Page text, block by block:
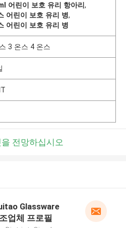
어린이 보호 유리 항아리,
어린이 보호 유리 병,
어린이 보호 유리 병
3 온스 4 온스
전망하십시오
Glassware
업체 프로필